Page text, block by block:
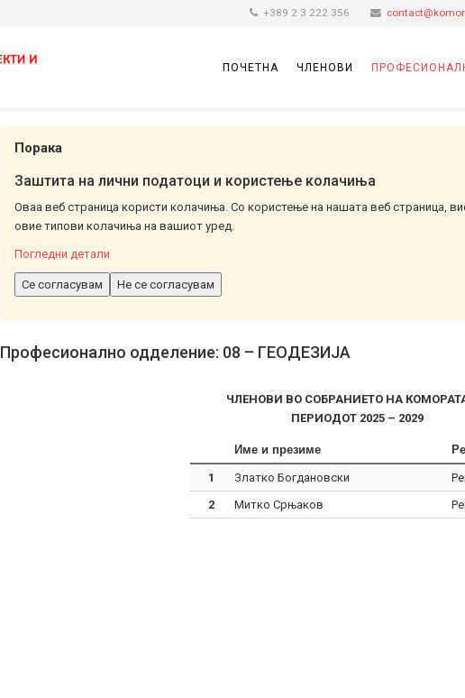
+389 2 3 222 356
ПОЧЕТНА ЧЛЕНОВИ
Порака
Заштита на лични податоци и користење колачиња
Оваа веб страница користи колачиња. Со користење на нашата веб страница,
овие типови колачиња на вашиот уред.
Погледни детали
Се согласувам Не се согласувам
Професионално одделение: 08 – ГЕОДЕЗИЈА
ЧЛЕНОВИ ВО СОБРАНИЕТО НА
ПЕРИОДОТ 2025 – 2029
Име и презиме
1 Златко Богдановски
2
Митко Срњаков